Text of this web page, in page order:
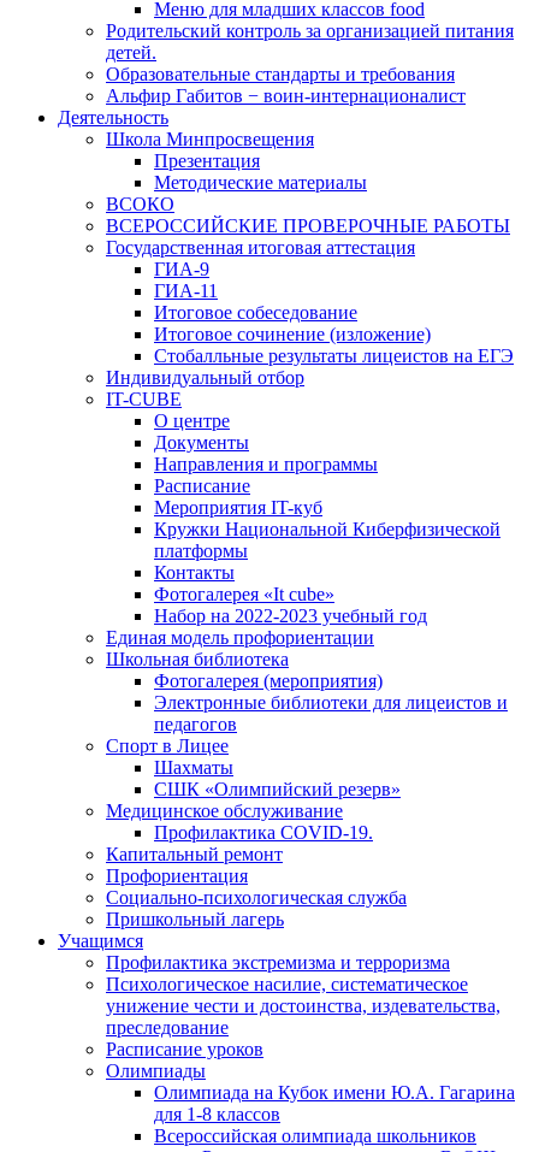
Меню для младших классов food
Родительский контроль за организацией питания
детей.
Образовательные стандарты и требования
Альфир Габитов − воин-интернационалист
Деятельность
Школа Минпросвещения
Презентация
Методические материалы
ВСОКО
ВСЕРОССИЙСКИЕ ПРОВЕРОЧНЫЕ РАБОТЫ
Государственная итоговая аттестация
ГИА-9
ГИА-11
Итоговое собеседование
Итоговое сочинение (изложение)
Стобалльные результаты лицеистов на ЕГЭ
Индивидуальный отбор
IT-CUBE
О центре
Документы
Направления и программы
Расписание
Мероприятия IT-куб
Кружки Национальной Киберфизической
платформы
Контакты
Фотогалерея «It cube»
Набор на 2022-2023 учебный год
Единая модель профориентации
Школьная библиотека
Фотогалерея (мероприятия)
Электронные библиотеки для лицеистов и
педагогов
Спорт в Лицее
Шахматы
СШК «Олимпийский резерв»
Медицинское обслуживание
Профилактика COVID-19.
Капитальный ремонт
Профориентация
Социально-психологическая служба
Пришкольный лагерь
Учащимся
Профилактика экстремизма и терроризма
Психологическое насилие, систематическое
унижение чести и достоинства, издевательства,
преследование
Расписание уроков
Олимпиады
Олимпиада на Кубок имени Ю.А. Гагарина
для 1-8 классов
Всероссийская олимпиада школьников